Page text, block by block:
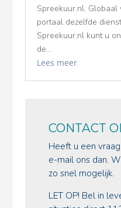
Spreekuur.nl.
portaal dezelfde
Spreekuur.nl kunt u
de...
Lees meer
CONTACT
Heeft u een
e-mailons dan.
zo snel mogelijk.
LET OP! Bel in